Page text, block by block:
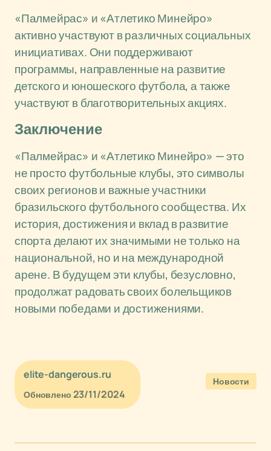
«Палмейрас» и «Атлетико Минейро»
активно участвуют в различных социальных
инициативах. Они поддерживают
программы, направленные на развитие
детского и юношеского футбола, а также
участвуют в благотворительных акциях.
Заключение
«Палмейрас» и «Атлетико Минейро» — это
не просто футбольные клубы, это символы
своих регионов и важные участники
бразильского футбольного сообщества. Их
история, достижения и вклад в развитие
спорта делают их значимыми не только на
национальной, но и на международной
арене. В будущем эти клубы, безусловно,
продолжат радовать своих болельщиков
новыми победами и достижениями.
elite-dangerous.ru
Обновлено 23/11/2024
Новости